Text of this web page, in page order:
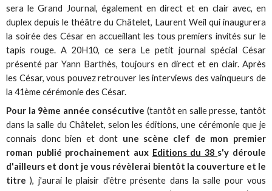
sera le Grand Journal, également en direct et en clair avec, en
duplex depuis le théâtre du Châtelet, Laurent Weil qui inaugurera
la soirée des César en accueillant les tous premiers invités sur le
tapis rouge. A 20H10, ce sera Le petit journal spécial César
présenté par Yann Barthès, toujours en direct et en clair. Après
les César, vous pouvez retrouver les interviews des vainqueurs de
la 41ème cérémonie des César.
Pour la 9ème année consécutive (tantôt en salle presse, tantôt
dans la salle du Châtelet, selon les éditions, une cérémonie que je
connais donc bien et dont une scène clef de mon premier
roman publié prochainement aux Editions du 38 s'y déroule
d'ailleurs et dont je vous révèlerai bientôt la couverture et le
titre), j'aurai le plaisir d'être présente dans la salle pour vous